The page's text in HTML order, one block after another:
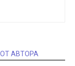
АВТОРА